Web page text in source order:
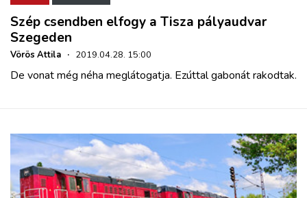
Szép csendben elfogy a Tisza pályaudvar
Szegeden
Vörös Attila · 2019.04.28. 15:00
De vonat még néha meglátogatja. Ezúttal gabonát rakodtak.